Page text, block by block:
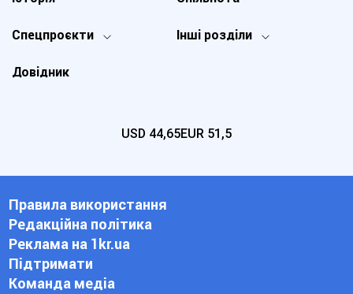
Спецпроєкти Інші розділи
Довідник
USD 44,65EUR 51,5
Правила використання
Редакційна політика
Реклама на 1kr.ua
Підтримати
Команда медіа